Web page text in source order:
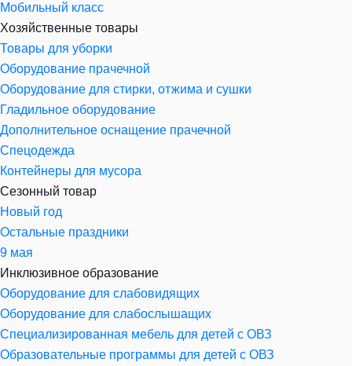
Мобильный класс
Хозяйственные товары
Товары для уборки
Оборудование прачечной
Оборудование для стирки, отжима и сушки
Гладильное оборудование
Дополнительное оснащение прачечной
Спецодежда
Контейнеры для мусора
Сезонный товар
Новый год
Остальные праздники
9 мая
Инклюзивное образование
Оборудование для слабовидящих
Оборудование для слабослышащих
Специализированная мебель для детей с ОВЗ
Образовательные программы для детей с ОВЗ